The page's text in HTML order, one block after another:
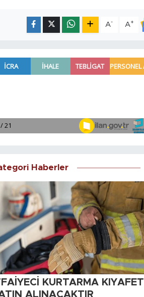
A- A+
Haberler
KURTARMA KIYAFETİ
ALINACAKTIR